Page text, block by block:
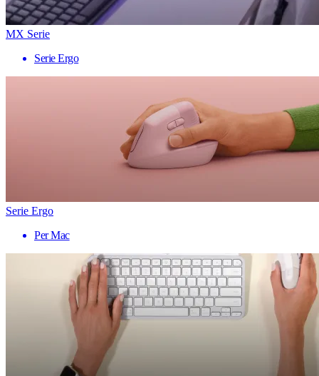
MX Serie
Serie Ergo
Serie Ergo
Per Mac